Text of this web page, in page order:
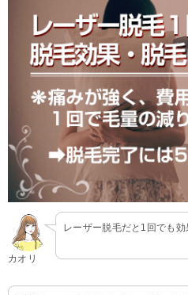
カオリ
レーザー脱毛だと1回でも